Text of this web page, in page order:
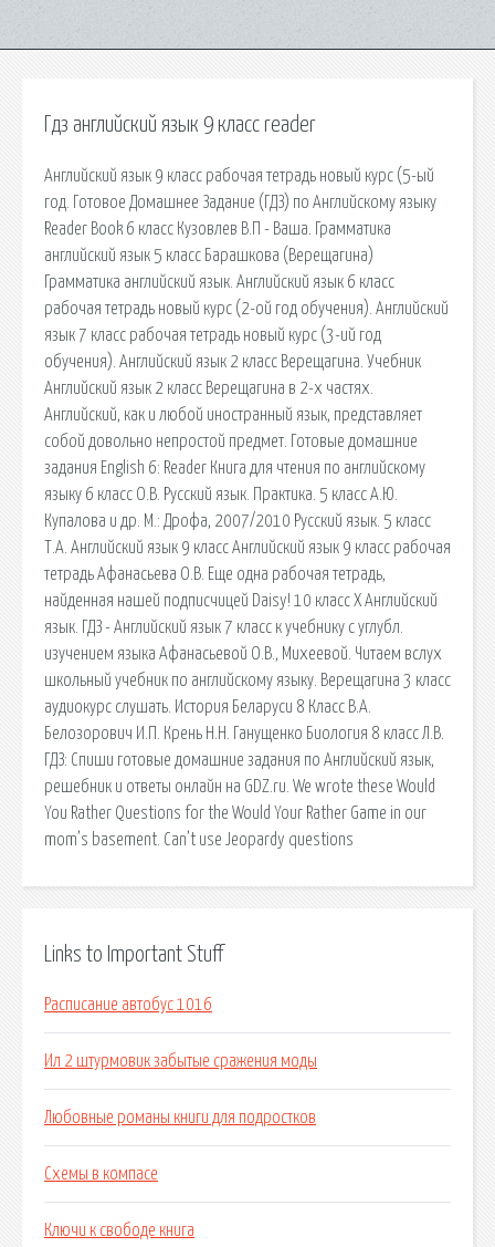
Гдз английский язык 9 класс reader
Английский язык 9 класс рабочая тетрадь новый курс (5-ый
год. Готовое Домашнее Задание (ГДЗ) по Английскому языку
Reader Book 6 класс Кузовлев В.П - Ваша. Грамматика
английский язык 5 класс Барашкова (Верещагина)
Грамматика английский язык. Английский язык 6 класс
рабочая тетрадь новый курс (2-ой год обучения). Английский
язык 7 класс рабочая тетрадь новый курс (3-ий год
обучения). Английский язык 2 класс Верещагина. Учебник
Английский язык 2 класс Верещагина в 2-х частях.
Английский, как и любой иностранный язык, представляет
собой довольно непростой предмет. Готовые домашние
задания English 6: Reader Книга для чтения по английскому
языку 6 класс О.В. Русский язык. Практика. 5 класс А.Ю.
Купалова и др. М.: Дрофа, 2007/2010 Русский язык. 5 класс
Т.А. Английский язык 9 класс Английский язык 9 класс рабочая
тетрадь Афанасьева О.В. Еще одна рабочая тетрадь,
найденная нашей подписчицей Daisy! 10 класс X Английский
язык. ГДЗ - Английский язык 7 класс к учебнику с углубл.
изучением языка Афанасьевой О.В., Михеевой. Читаем вслух
школьный учебник по английскому языку. Верещагина 3 класс
аудиокурс слушать. История Беларуси 8 Класс В.А.
Белозорович И.П. Крень Н.Н. Ганущенко Биология 8 класс Л.В.
ГДЗ: Спиши готовые домашние задания по Английский язык,
решебник и ответы онлайн на GDZ.ru. We wrote these Would
You Rather Questions for the Would Your Rather Game in our
mom’s basement. Can’t use Jeopardy questions
Links to Important Stuff
Расписание автобус 1016
Ил 2 штурмовик забытые сражения моды
Любовные романы книги для подростков
Схемы в компасе
Ключи к свободе книга